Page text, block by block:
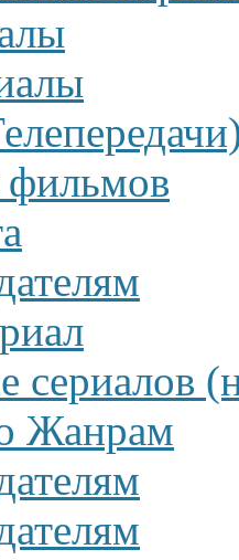
фильмов
сериалов
Жанрам